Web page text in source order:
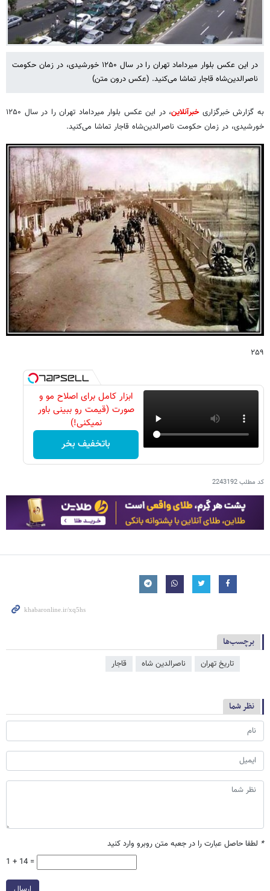
در این عکس بلوار میرداماد تهران را در سال ۱۲۵۰ خورشیدی، در زمان حکومت
ناصرالدین‌شاه قاجار تماشا می‌کنید. (عکس درون متن)
به گزارش خبرگزاریخبرآنلاین
، در این عکس بلوار میرداماد تهران را در سال ۱۲۵۰
خورشیدی، در زمان حکومت ناصرالدین‌شاه قاجار تماشا می‌کنید.
۲۵۹
ابزار کامل برای اصلاح مو و
صورت (قیمت رو ببینی باور
نمیکنی!)
باتخفیف بخر
کد مطلب2243192
برچسب‌ها
تاریخ تهران ناصرالدین شاه قاجار
نظر شما
* لطفا حاصل عبارت را در جعبه متن روبرو وارد کنید
1 + 14 =